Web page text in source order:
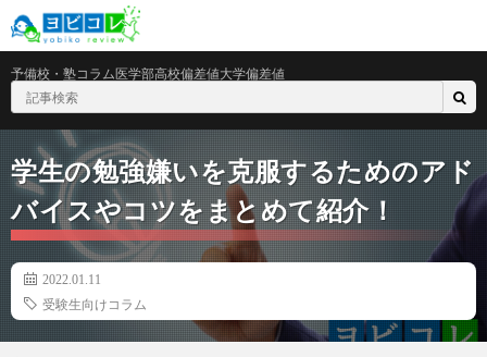
予備校・塾コラム医学部高校偏差値大学偏差値
学生の勉強嫌いを克服するためのアド
バイスやコツをまとめて紹介！
2022.01.11
受験生向けコラム